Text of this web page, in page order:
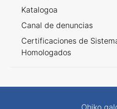
Katalogoa
Canal de denuncias
Certificaciones de
Homologados